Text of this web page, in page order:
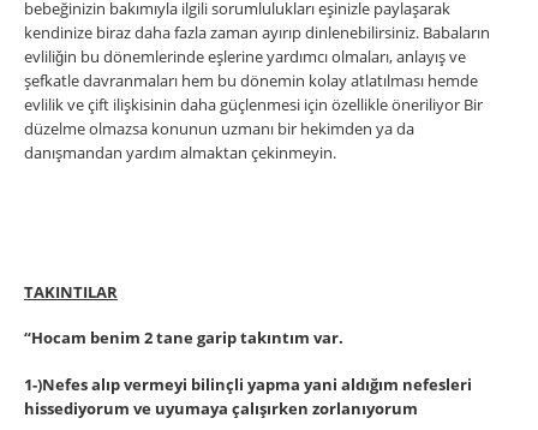
bebeğinizin bakımıyla ilgili sorumlulukları eşinizle paylaşarak
kendinize biraz daha fazla zaman ayırıp dinlenebilirsiniz. Babaların
evliliǧin bu dönemlerinde eşlerine yardımcı olmaları, anlayış ve
şefkatle davranmaları hem bu dönemin kolay atlatılması hemde
evlilik ve çift ilişkisinin daha güçlenmesi için özellikle öneriliyor Bir
düzelme olmazsa konunun uzmanı bir hekimden ya da
danışmandan yardım almaktan çekinmeyin.
TAKINTILAR
“Hocam benim 2 tane garip takıntım var.
1-)Nefes alıp vermeyi bilinçli yapma yani aldığım nefesleri
hissediyorum ve uyumaya çalışırken zorlanıyorum